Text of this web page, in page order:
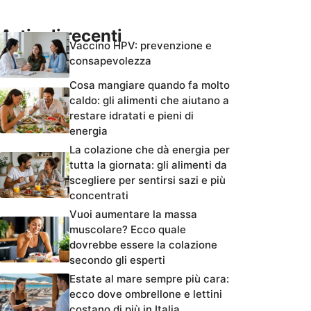
Articoli recentiVaccino HPV: prevenzione e
consapevolezza
Cosa mangiare quando fa molto
caldo: gli alimenti che aiutano a
restare idratati e pieni di
energia
La colazione che dà energia per
tutta la giornata: gli alimenti da
scegliere per sentirsi sazi e più
concentrati
Vuoi aumentare la massa
muscolare? Ecco quale
dovrebbe essere la colazione
secondo gli esperti
Estate al mare sempre più cara:
ecco dove ombrellone e lettini